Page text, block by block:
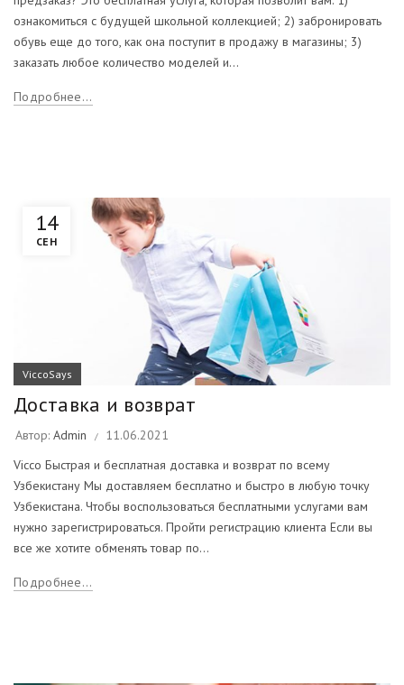
ознакомиться с будущей школьной коллекцией; 2) забронировать
обувь еще до того, как она поступит в продажу в магазины; 3)
заказать любое количество моделей и...
Подробнее...
14
СЕН
ViccoSays
Доставка и возврат
Автор: Admin
11.06.2021
Vicco Быстрая и бесплатная доставка и возврат по всему
Узбекистану Мы доставляем бесплатно и быстро в любую точку
Узбекистана. Чтобы воспользоваться бесплатными услугами вам
нужно зарегистрироваться. Пройти регистрацию клиента Если вы
все же хотите обменять товар по...
Подробнее...